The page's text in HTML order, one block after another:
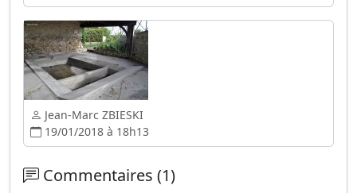
Jean-Marc ZBIESKI
19/01/2018 à 18h13
Commentaires (1)